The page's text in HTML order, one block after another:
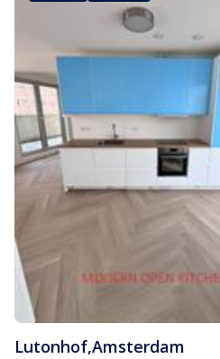
Lutonhof,Amsterdam